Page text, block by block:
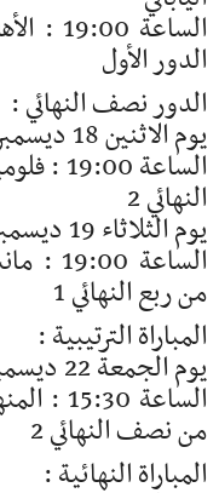
الدور الأول
الدور نصف النهائي :
يوم الاثنين 18 ديسمبر 2023 :
الساعة
النهائي 2
يوم الثلاثاء 19 ديسمبر 2023 :
من ربع النهائي 1
المباراة الترتيبية :
يوم الجمعة 22 ديسمبر 2023 :
من نصف النهائي 2
المباراة النهائية :